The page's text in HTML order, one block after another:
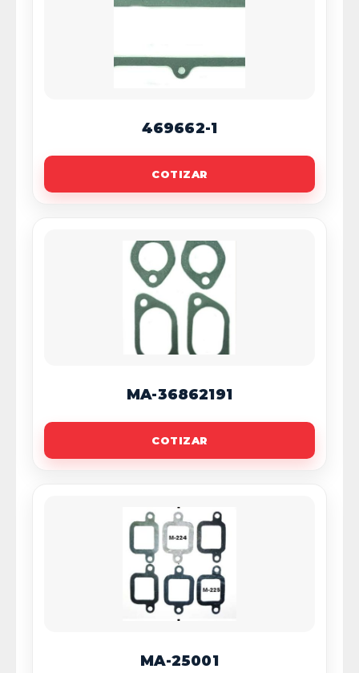
469662-1
COTIZAR
MA-36862191
COTIZAR
MA-25001